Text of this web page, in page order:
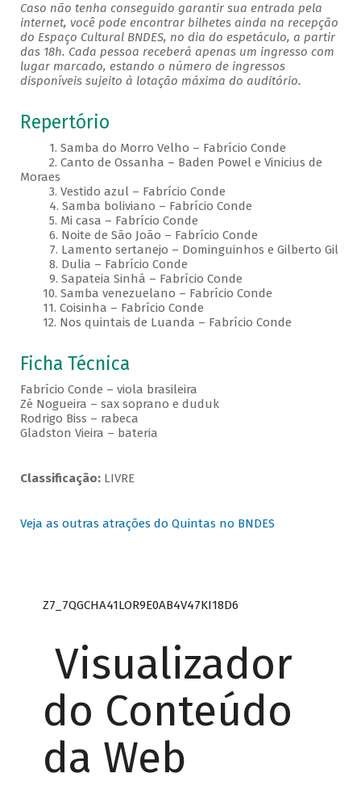
Caso não tenha conseguido garantir sua entrada pela
internet, você pode encontrar bilhetes ainda na recepção
do Espaço Cultural BNDES, no dia do espetáculo, a partir
das 18h. Cada pessoa receberá apenas um ingresso com
lugar marcado, estando o número de ingressos
disponíveis sujeito à lotação máxima do auditório.
Repertório
1. Samba do Morro Velho – Fabrício Conde
2. Canto de Ossanha – Baden Powel e Vinicius de
Moraes
3. Vestido azul – Fabrício Conde
4. Samba boliviano – Fabrício Conde
5. Mi casa – Fabrício Conde
6. Noite de São João – Fabrício Conde
7. Lamento sertanejo – Dominguinhos e Gilberto Gil
8. Dulia – Fabrício Conde
9. Sapateia Sinhá – Fabrício Conde
10. Samba venezuelano – Fabrício Conde
11. Coisinha – Fabrício Conde
12. Nos quintais de Luanda – Fabrício Conde
Ficha Técnica
Fabrício Conde – viola brasileira
Zé Nogueira – sax soprano e duduk
Rodrigo Biss – rabeca
Gladston Vieira – bateria
Classificação: LIVRE
Veja as outras atrações do Quintas no BNDES
Z7_7QGCHA41LOR9E0AB4V47KI18D6
Visualizador
do Conteúdo
da Web